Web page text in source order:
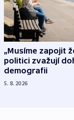
„Musíme zapojit
politici zvažují
demografii
5. 8. 2026